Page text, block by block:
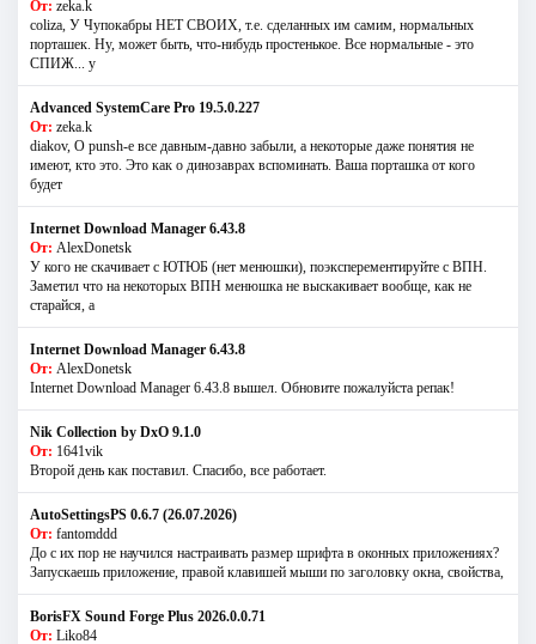
От: zeka.k
coliza, У Чупокабры НЕТ СВОИХ, т.е. сделанных им самим, нормальных
порташек. Ну, может быть, что-нибудь простенькое. Все нормальные - это
СПИЖ... у
Advanced SystemCare Pro 19.5.0.227
От: zeka.k
diakov, О punsh-е все давным-давно забыли, а некоторые даже понятия не
имеют, кто это. Это как о динозаврах вспоминать. Ваша порташка от кого
будет
Internet Download Manager 6.43.8
От: AlexDonetsk
У кого не скачивает с ЮТЮБ (нет менюшки), поэксперементируйте с ВПН.
Заметил что на некоторых ВПН менюшка не выскакивает вообще, как не
старайся, а
Internet Download Manager 6.43.8
От: AlexDonetsk
Internet Download Manager 6.43.8 вышел. Обновите пожалуйста репак!
Nik Collection by DxO 9.1.0
От: 1641vik
Второй день как поставил. Спасибо, все работает.
AutoSettingsPS 0.6.7 (26.07.2026)
От: fantomddd
До с их пор не научился настраивать размер шрифта в оконных приложениях?
Запускаешь приложение, правой клавишей мыши по заголовку окна, свойства,
BorisFX Sound Forge Plus 2026.0.0.71
От: Liko84